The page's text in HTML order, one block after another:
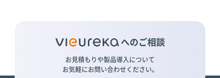
へのご相談
お見積もりや製品導入について
お気軽にお問い合わせください。